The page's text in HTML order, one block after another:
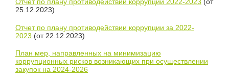
25.12.2023)
Отчет по плану противодействии коррупции за 2022-
2023 (от 22.12.2023)
План мер, направленных на минимизацию
коррупционных рисков возникающих при осуществлении
закупок на 2024-2026